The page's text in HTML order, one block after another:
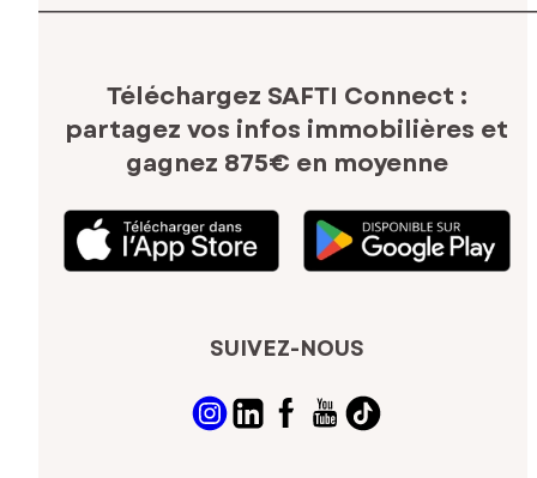
Téléchargez SAFTI Connect :
partagez vos infos immobilières et
gagnez 875€ en moyenne
SUIVEZ-NOUS